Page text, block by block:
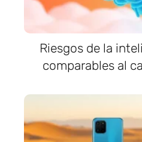
Riesgos de la
comparables al